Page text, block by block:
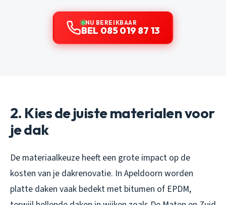
NU BEREIKBAAR
BEL 085 019 87 13
2. Kies de juiste materialen voor
je dak
De materiaalkeuze heeft een grote impact op de
kosten van je dakrenovatie. In Apeldoorn worden
platte daken vaak bedekt met bitumen of EPDM,